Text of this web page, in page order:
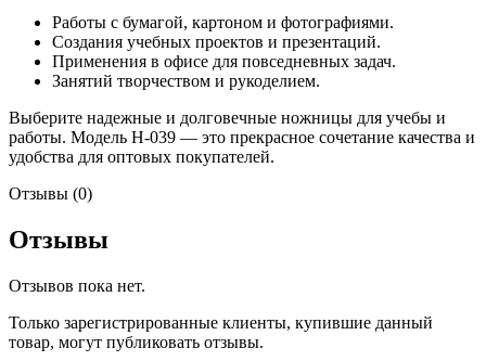
Работы с бумагой, картоном и фотографиями.
Создания учебных проектов и презентаций.
Применения в офисе для повседневных задач.
Занятий творчеством и рукоделием.
Выберите надежные и долговечные ножницы для учебы и
работы. Модель H-039 — это прекрасное сочетание качества и
удобства для оптовых покупателей.
Отзывы (0)
Отзывы
Отзывов пока нет.
Только зарегистрированные клиенты, купившие данный
товар, могут публиковать отзывы.